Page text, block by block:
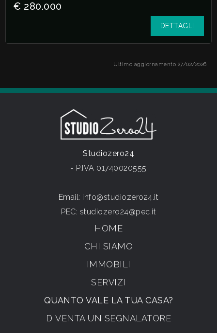
€ 280.000
DETTAGLI
Ultimo aggiornamento 27/02/2026
Studiozero24
- P.IVA 01740020555
Email: info@studiozero24.it
PEC: studiozero24@pec.it
HOME
CHI SIAMO
IMMOBILI
SERVIZI
QUANTO VALE LA TUA CASA?
DIVENTA UN SEGNALATORE